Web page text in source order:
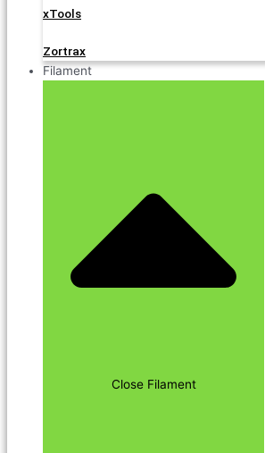
xTools
Zortrax
Filament
Close Filament